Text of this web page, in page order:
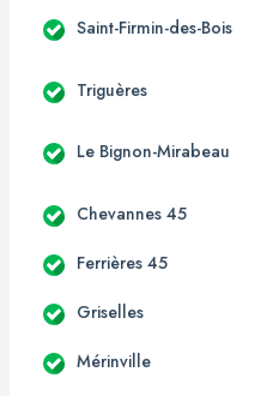
Saint-Firmin-des-Bois
Triguères
Le Bignon-Mirabeau
Chevannes 45
Ferrières 45
Griselles
Mérinville